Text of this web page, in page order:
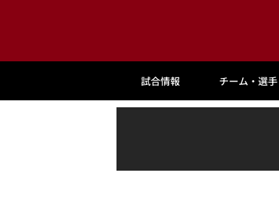
試合情報 チーム・選手